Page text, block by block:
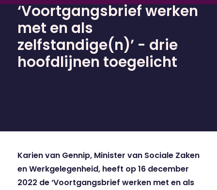
‘Voortgangsbrief werken
met en als
zelfstandige(n)’ - drie
hoofdlijnen toegelicht
Karien van Gennip, Minister van Sociale Zaken
en Werkgelegenheid, heeft op 16 december
2022 de ‘Voortgangsbrief werken met en als